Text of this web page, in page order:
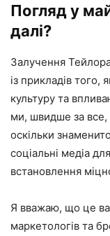
Погляд у
далі?
Залучення
із прикладів того,
культуру та
ми, швидше за
оскільки
соціальні медіа
встановлення
Я вважаю, що це
маркетологів та